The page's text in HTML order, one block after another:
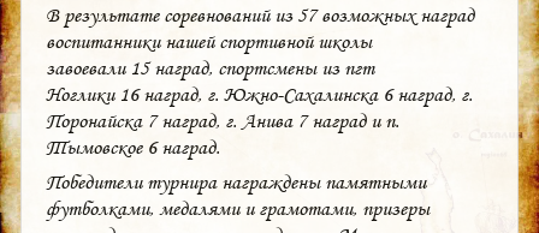
В результате соревнований из 57 возможных наград
воспитанники нашей спортивной школы
завоевали 15 наград, спортсмены из пгт
Ноглики 16 наград, г. Южно-​Сахалинска 6 наград, г.
Поронайска 7 наград, г. Анива 7 наград и п.
Тымовское 6 наград.
Победители турнира награждены памятными
футболками, медалями и грамотами, призеры